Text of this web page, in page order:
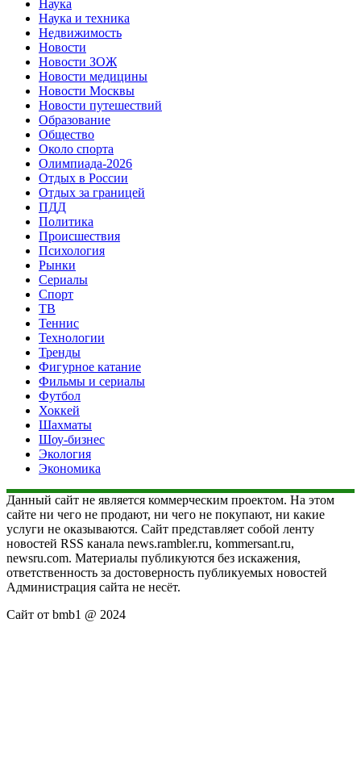
Наука
Наука и техника
Недвижимость
Новости
Новости ЗОЖ
Новости медицины
Новости Москвы
Новости путешествий
Образование
Общество
Около спорта
Олимпиада-2026
Отдых в России
Отдых за границей
ПДД
Политика
Происшествия
Психология
Рынки
Сериалы
Спорт
ТВ
Теннис
Технологии
Тренды
Фигурное катание
Фильмы и сериалы
Футбол
Хоккей
Шахматы
Шоу-бизнес
Экология
Экономика
Данный сайт не является коммерческим проектом. На этом
сайте ни чего не продают, ни чего не покупают, ни какие
услуги не оказываются. Сайт представляет собой ленту
новостей RSS канала news.rambler.ru, kommersant.ru,
newsru.com. Материалы публикуются без искажения,
ответственность за достоверность публикуемых новостей
Администрация сайта не несёт.
Сайт от bmb1 @ 2024